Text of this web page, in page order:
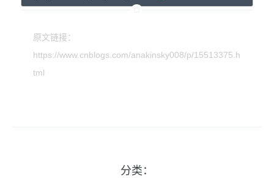
原文链接：
https://www.cnblogs.com/anakinsky008/p/15513375.h
tml
分类：